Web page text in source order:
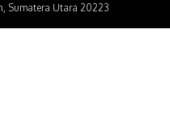
Sumatera Utara 20223